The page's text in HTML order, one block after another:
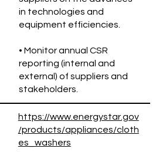
in technologies and
equipment efficiencies.
• Monitor annual CSR
reporting (internal and
external) of suppliers and
stakeholders.
https://www.energystar.gov
/products/appliances/cloth
es_washers